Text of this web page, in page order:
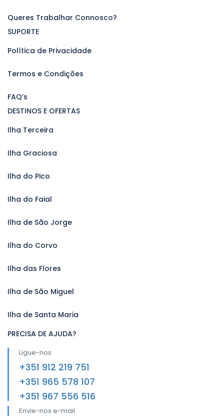
Queres Trabalhar Connosco?
SUPORTE
Política de Privacidade
Termos e Condições
FAQ’s
DESTINOS E OFERTAS
Ilha Terceira
Ilha Graciosa
Ilha do Pico
Ilha do Faial
Ilha de São Jorge
Ilha do Corvo
Ilha das Flores
Ilha de São Miguel
Ilha de Santa Maria
PRECISA DE AJUDA?
Ligue-nos
+351 912 219 751
+351 965 578 107
+351 967 556 516
Envie-nos e-mail